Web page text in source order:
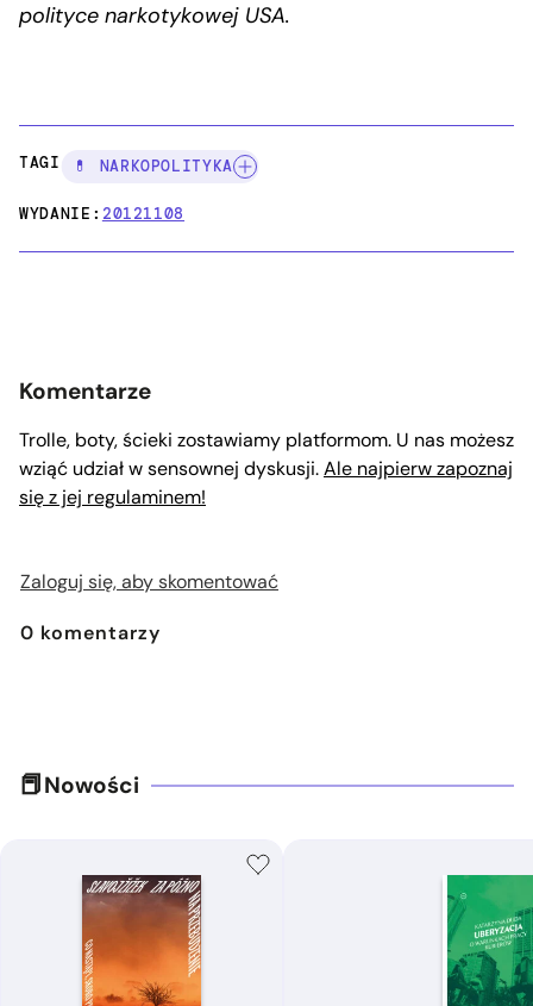
polityce narkotykowej USA.
TAGI: 💊 NARKOPOLITYKA
WYDANIE:20121108
Komentarze
Trolle, boty, ścieki zostawiamy platformom. U nas możesz
wziąć udział w sensownej dyskusji.Ale najpierw zapoznaj
się z jej regulaminem!
Zaloguj się, aby skomentować
0 komentarzy
Nowości